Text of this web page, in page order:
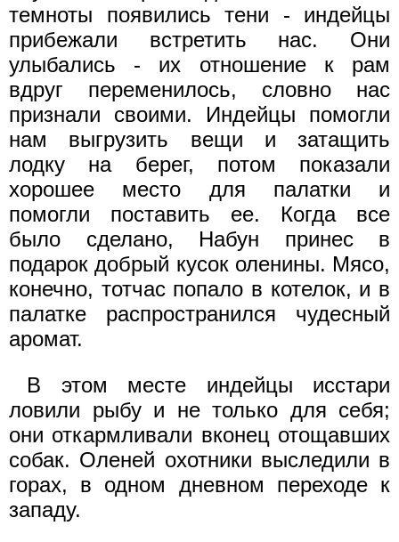
темноты появились тени - индейцы
прибежали встретить нас. Они
улыбались - их отношение к рам
вдруг переменилось, словно нас
признали своими. Индейцы помогли
нам выгрузить вещи и затащить
лодку на берег, потом показали
хорошее место для палатки и
помогли поставить ее. Когда все
было сделано, Набун принес в
подарок добрый кусок оленины. Мясо,
конечно, тотчас попало в котелок, и в
палатке распространился чудесный
аромат.
В этом месте индейцы исстари
ловили рыбу и не только для себя;
они откармливали вконец отощавших
собак. Оленей охотники выследили в
горах, в одном дневном переходе к
западу.